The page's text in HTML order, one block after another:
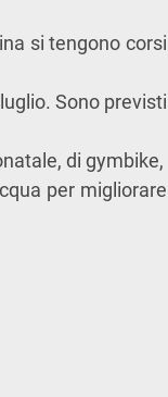
si tengono corsi
Sono previsti
di gymbike,
per migliorare